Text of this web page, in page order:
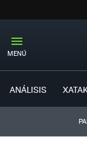
MENÚ
ANÁLISIS